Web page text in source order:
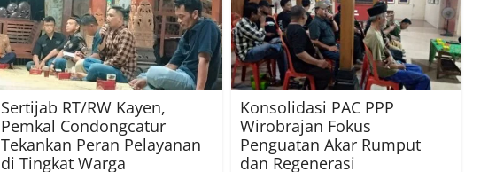
Sertijab RT/RW Kayen,
Pemkal Condongcatur
Tekankan Peran Pelayanan
di Tingkat Warga
Konsolidasi PAC PPP
Wirobrajan Fokus
Penguatan Akar Rumput
dan Regenerasi